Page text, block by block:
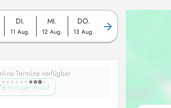
DI.
11 Aug.
MI.
12 Aug.
DO.
13 Aug.
Termine verfügbar
per Anruf